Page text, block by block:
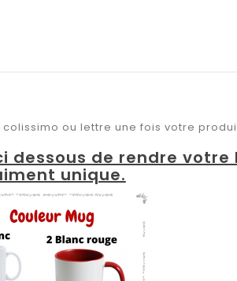
colissimo ou lettre une fois votre
dessous de rendre votre
unique.